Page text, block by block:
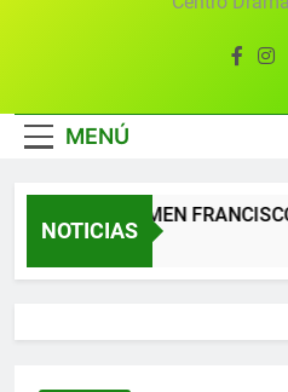
MENÚ
NOTICIAS
FRANCISCO NIEVA
Atrás